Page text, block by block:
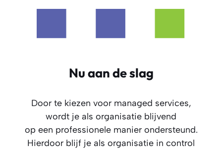
Nu aan de slag
Door te kiezen voor managed services,
wordt je als organisatie blijvend
op een professionele manier ondersteund.
Hierdoor blijf je als organisatie in control